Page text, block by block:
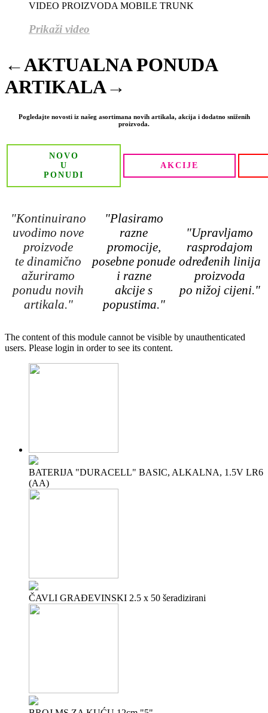
VIDEO PROIZVODA MOBILE TRUNK
Prikaži video
←AKTUALNA PONUDA
ARTIKALA→
Pogledajte novosti iz našeg asortimana novih artikala, akcija i dodatno sniženih
proizvoda.
NOVO
U
PONUDI
AKCIJE
"Kontinuirano
uvodimo nove
proizvode
te dinamično
ažuriramo
ponudu novih
artikala."
"Plasiramo
razne
promocije,
posebne ponude
i razne
akcije s
popustima."
"Upravljamo
rasprodajom
određenih linija
proizvoda
po nižoj cijeni."
The content of this module cannot be visible by unauthenticated
users. Please login in order to see its content.
BATERIJA "DURACELL" BASIC, ALKALNA, 1.5V LR6
(AA)
ČAVLI GRAĐEVINSKI 2.5 x 50 šeradizirani